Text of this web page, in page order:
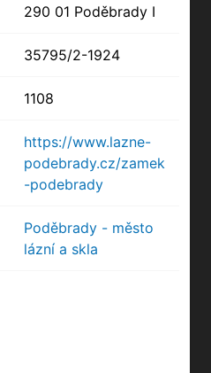
290 01 Poděbrady I
35795/2-1924
1108
https://www.lazne-
podebrady.cz/zamek
-podebrady
Poděbrady - město
lázní a skla